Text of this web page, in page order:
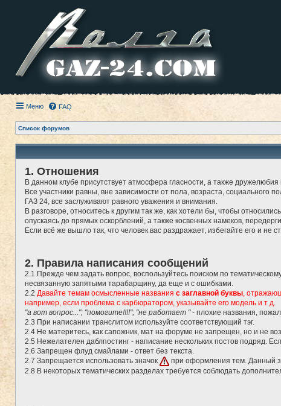
Меню FAQ
Список форумов
1. Отношения
В данном клубе присутствует атмосфера гласности, а также
Все участники равны, вне зависимости от пола, возраста,
ГАЗ 24, все заслуживают равного уважения и внимания.
В разговоре, относитесь к другим так же, как хотели бы, чтобы
опускаясь до прямых оскорблений, а также косвенных намеков,
Если всё же вышло так, что человек вас раздражает, избегайте его и не
2. Правила написания сообщений
2.1 Прежде чем задать вопрос, воспользуйтесь поиском по
несвязанную запятыми тарабарщину, да еще и с ошибками.
2.2 Давайте темам осмысленные названия с заглавной буквы,
например, если проблема с карбюратором, указывайте его модель и т д.
"а вот вопрос..."; "помогите!!!!"; "не работает "- плохие названия,
2.3 При написании транслитом используйте соответствующий тэг.
2.4 Не материтесь, как сапожник, мат на форуме не запрещен, но и не
2.5 Нежелателен даблпостинг - написание нескольких постов подряд.
2.6 Запрещен флуд смайлами - ответ без текста.
2.7 Запрещается использовать значок
при оформления тем. Данный
2.8 В некоторых тематических разделах требуется соблюдать